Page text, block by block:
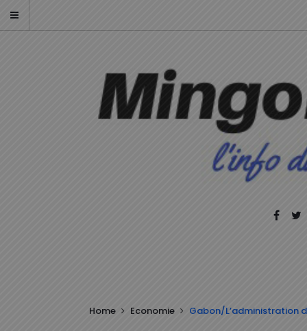
Home Economie Gabon/L’administration